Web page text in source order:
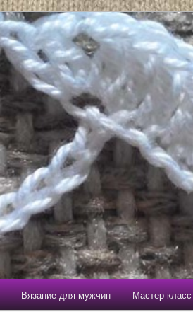
Вязание для мужчин Мастер класс